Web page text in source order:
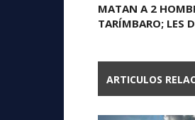
MATAN A 2
TARÍMBARO; LES
ARTICULOS